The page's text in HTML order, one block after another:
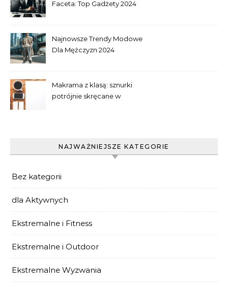
Faceta: Top Gadżety 2024
Najnowsze Trendy Modowe
Dla Mężczyzn 2024
Makrama z klasą: sznurki
potrójnie skręcane w
NAJWAŻNIEJSZE KATEGORIE
Bez kategorii
dla Aktywnych
Ekstremalne i Fitness
Ekstremalne i Outdoor
Ekstremalne Wyzwania